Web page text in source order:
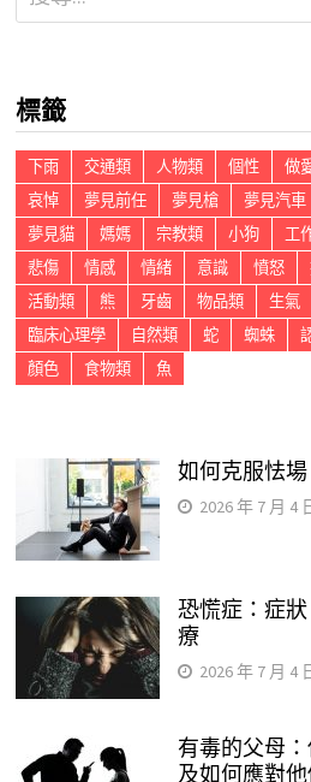
尋
字:
標籤
下雨 交通類 人物類 個性 做
哀悼
夢見前任 夢見槍 夢見汽車
夢見貓
媽媽 宗教類 小狗 工
悲傷
情感 情緒 意識 憤怒
活動類
熊 牙齒 物品類 生氣
臨床心理學
自然類 蛇 蜘蛛
顏色
食物類 魚
如何克服怯
2026 年 7 月 4
恐慌症：症狀
療
2026 年 7 月 4
有毒的父母
及如何應對他